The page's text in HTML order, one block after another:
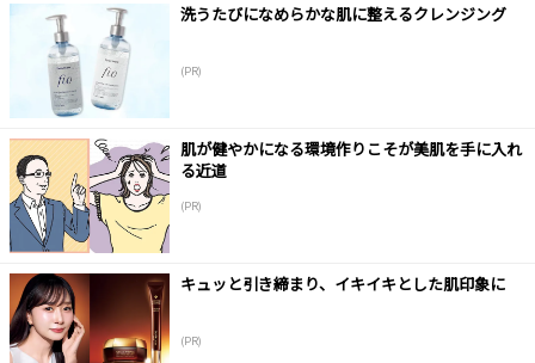
洗うたびになめらかな肌に整えるクレンジング
(PR)
肌が健やかになる環境作りこそが美肌を手に入れ
る近道
(PR)
キュッと引き締まり、イキイキとした肌印象に
(PR)